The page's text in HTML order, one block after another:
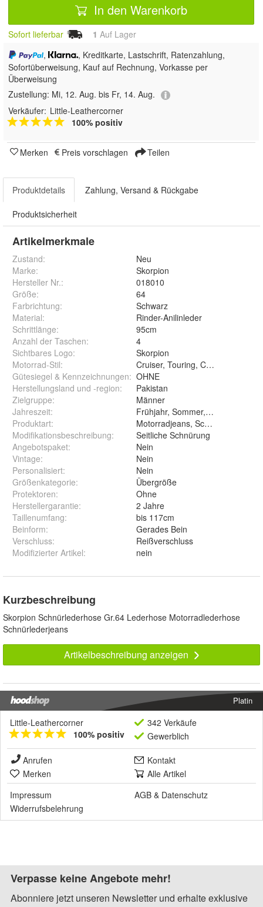
In den Warenkorb
Sofort lieferbar 1 Auf Lager
,
, Kreditkarte, Lastschrift, Ratenzahlung,
Sofortüberweisung, Kauf auf Rechnung, Vorkasse per
Überweisung
Zustellung: Mi, 12. Aug. bis Fr, 14. Aug.
Verkäufer: Little-Leathercorner
100% positiv
Merken Preis vorschlagen Teilen
Produktdetails Zahlung, Versand & Rückgabe
Produktsicherheit
Artikelmerkmale
Zustand:
Neu
Marke:
Skorpion
Hersteller Nr.:
018010
Größe:
64
Farbrichtung:
Schwarz
Material:
Rinder-Anilinleder
Schrittlänge:
95cm
Anzahl der Taschen:
4
Sichtbares Logo:
Skorpion
Motorrad-Stil:
Cruiser, Touring, Chopper
Gütesiegel & Kennzeichnungen: OHNE
Herstellungsland und -region:
Pakistan
Zielgruppe:
Männer
Jahreszeit:
Frühjahr, Sommer, Herbst
Produktart:
Motorradjeans, Schnürlederhose
Modifikationsbeschreibung:
Seitliche Schnürung
Angebotspaket:
Nein
Vintage:
Nein
Personalisiert:
Nein
Größenkategorie:
Übergröße
Protektoren:
Ohne
Herstellergarantie:
2 Jahre
Taillenumfang:
bis 117cm
Beinform:
Gerades Bein
Verschluss:
Reißverschluss
Modifizierter Artikel: nein
Kurzbeschreibung
Skorpion Schnürlederhose Gr.64 Lederhose Motorradlederhose
Schnürlederjeans
Artikelbeschreibung anzeigen
Platin
Little-Leathercorner
100% positiv
342 Verkäufe
Gewerblich
Anrufen
Kontakt
Merken
Alle Artikel
Impressum
AGB & Datenschutz
Widerrufsbelehrung
Verpasse keine Angebote mehr!
Abonniere jetzt unseren Newsletter und erhalte exklusive